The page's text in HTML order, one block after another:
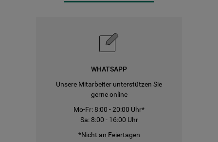
WHATSAPP
Unsere Mitarbeiter unterstützen Sie
gerne online
Mo-Fr: 8:00 - 20:00 Uhr*
Sa: 8:00 - 16:00 Uhr
*Nicht an Feiertagen